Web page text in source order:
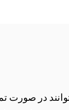
در صورت